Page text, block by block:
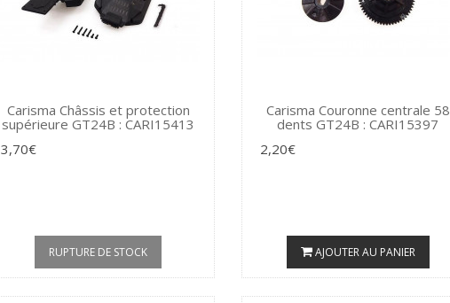
Carisma Châssis et protection
supérieure GT24B : CARI15413
3,70€
RUPTURE DE STOCK
Carisma Couronne centrale 58
dents GT24B : CARI15397
2,20€
AJOUTER AU PANIER